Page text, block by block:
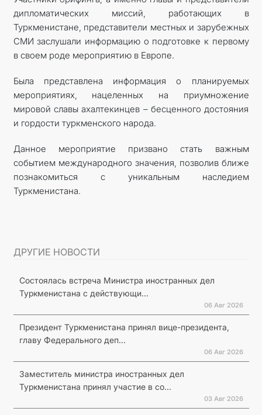
дипломатических миссий, работающих в
Туркменистане, представители местных и зарубежных
СМИ заслушали информацию о подготовке к первому
в своем роде мероприятию в Европе.
Была представлена информация о планируемых
мероприятиях, нацеленных на приумножение
мировой славы ахалтекинцев – бесценного достояния
и гордости туркменского народа.
Данное мероприятие призвано стать важным
событием международного значения, позволив ближе
познакомиться с уникальным наследием
Туркменистана.
ДРУГИЕ НОВОСТИ
Состоялась встреча Министра иностранных дел
Туркменистана с действующи...
06 Авг 2026
Президент Туркменистана принял вице-президента,
главу Федерального деп...
06 Авг 2026
Заместитель министра иностранных дел
Туркменистана принял участие в со...
03 Авг 2026